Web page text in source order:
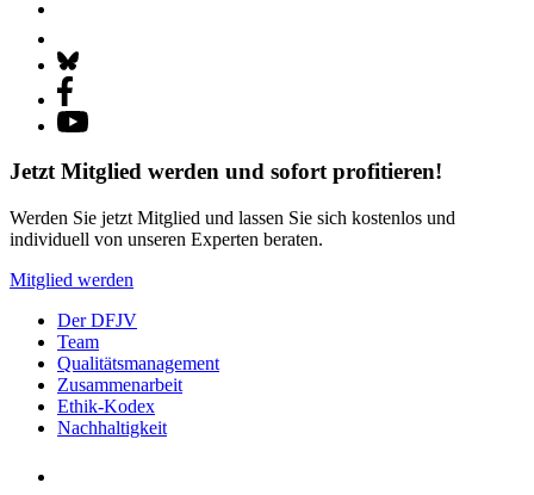
Jetzt Mitglied werden und sofort profitieren!
Werden Sie jetzt Mitglied und lassen Sie sich kostenlos und
individuell von unseren Experten beraten.
Mitglied werden
Der DFJV
Team
Qualitätsmanagement
Zusammenarbeit
Ethik-Kodex
Nachhaltigkeit